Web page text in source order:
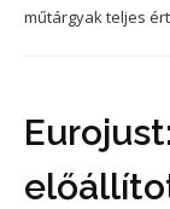
műtárgyak teljes